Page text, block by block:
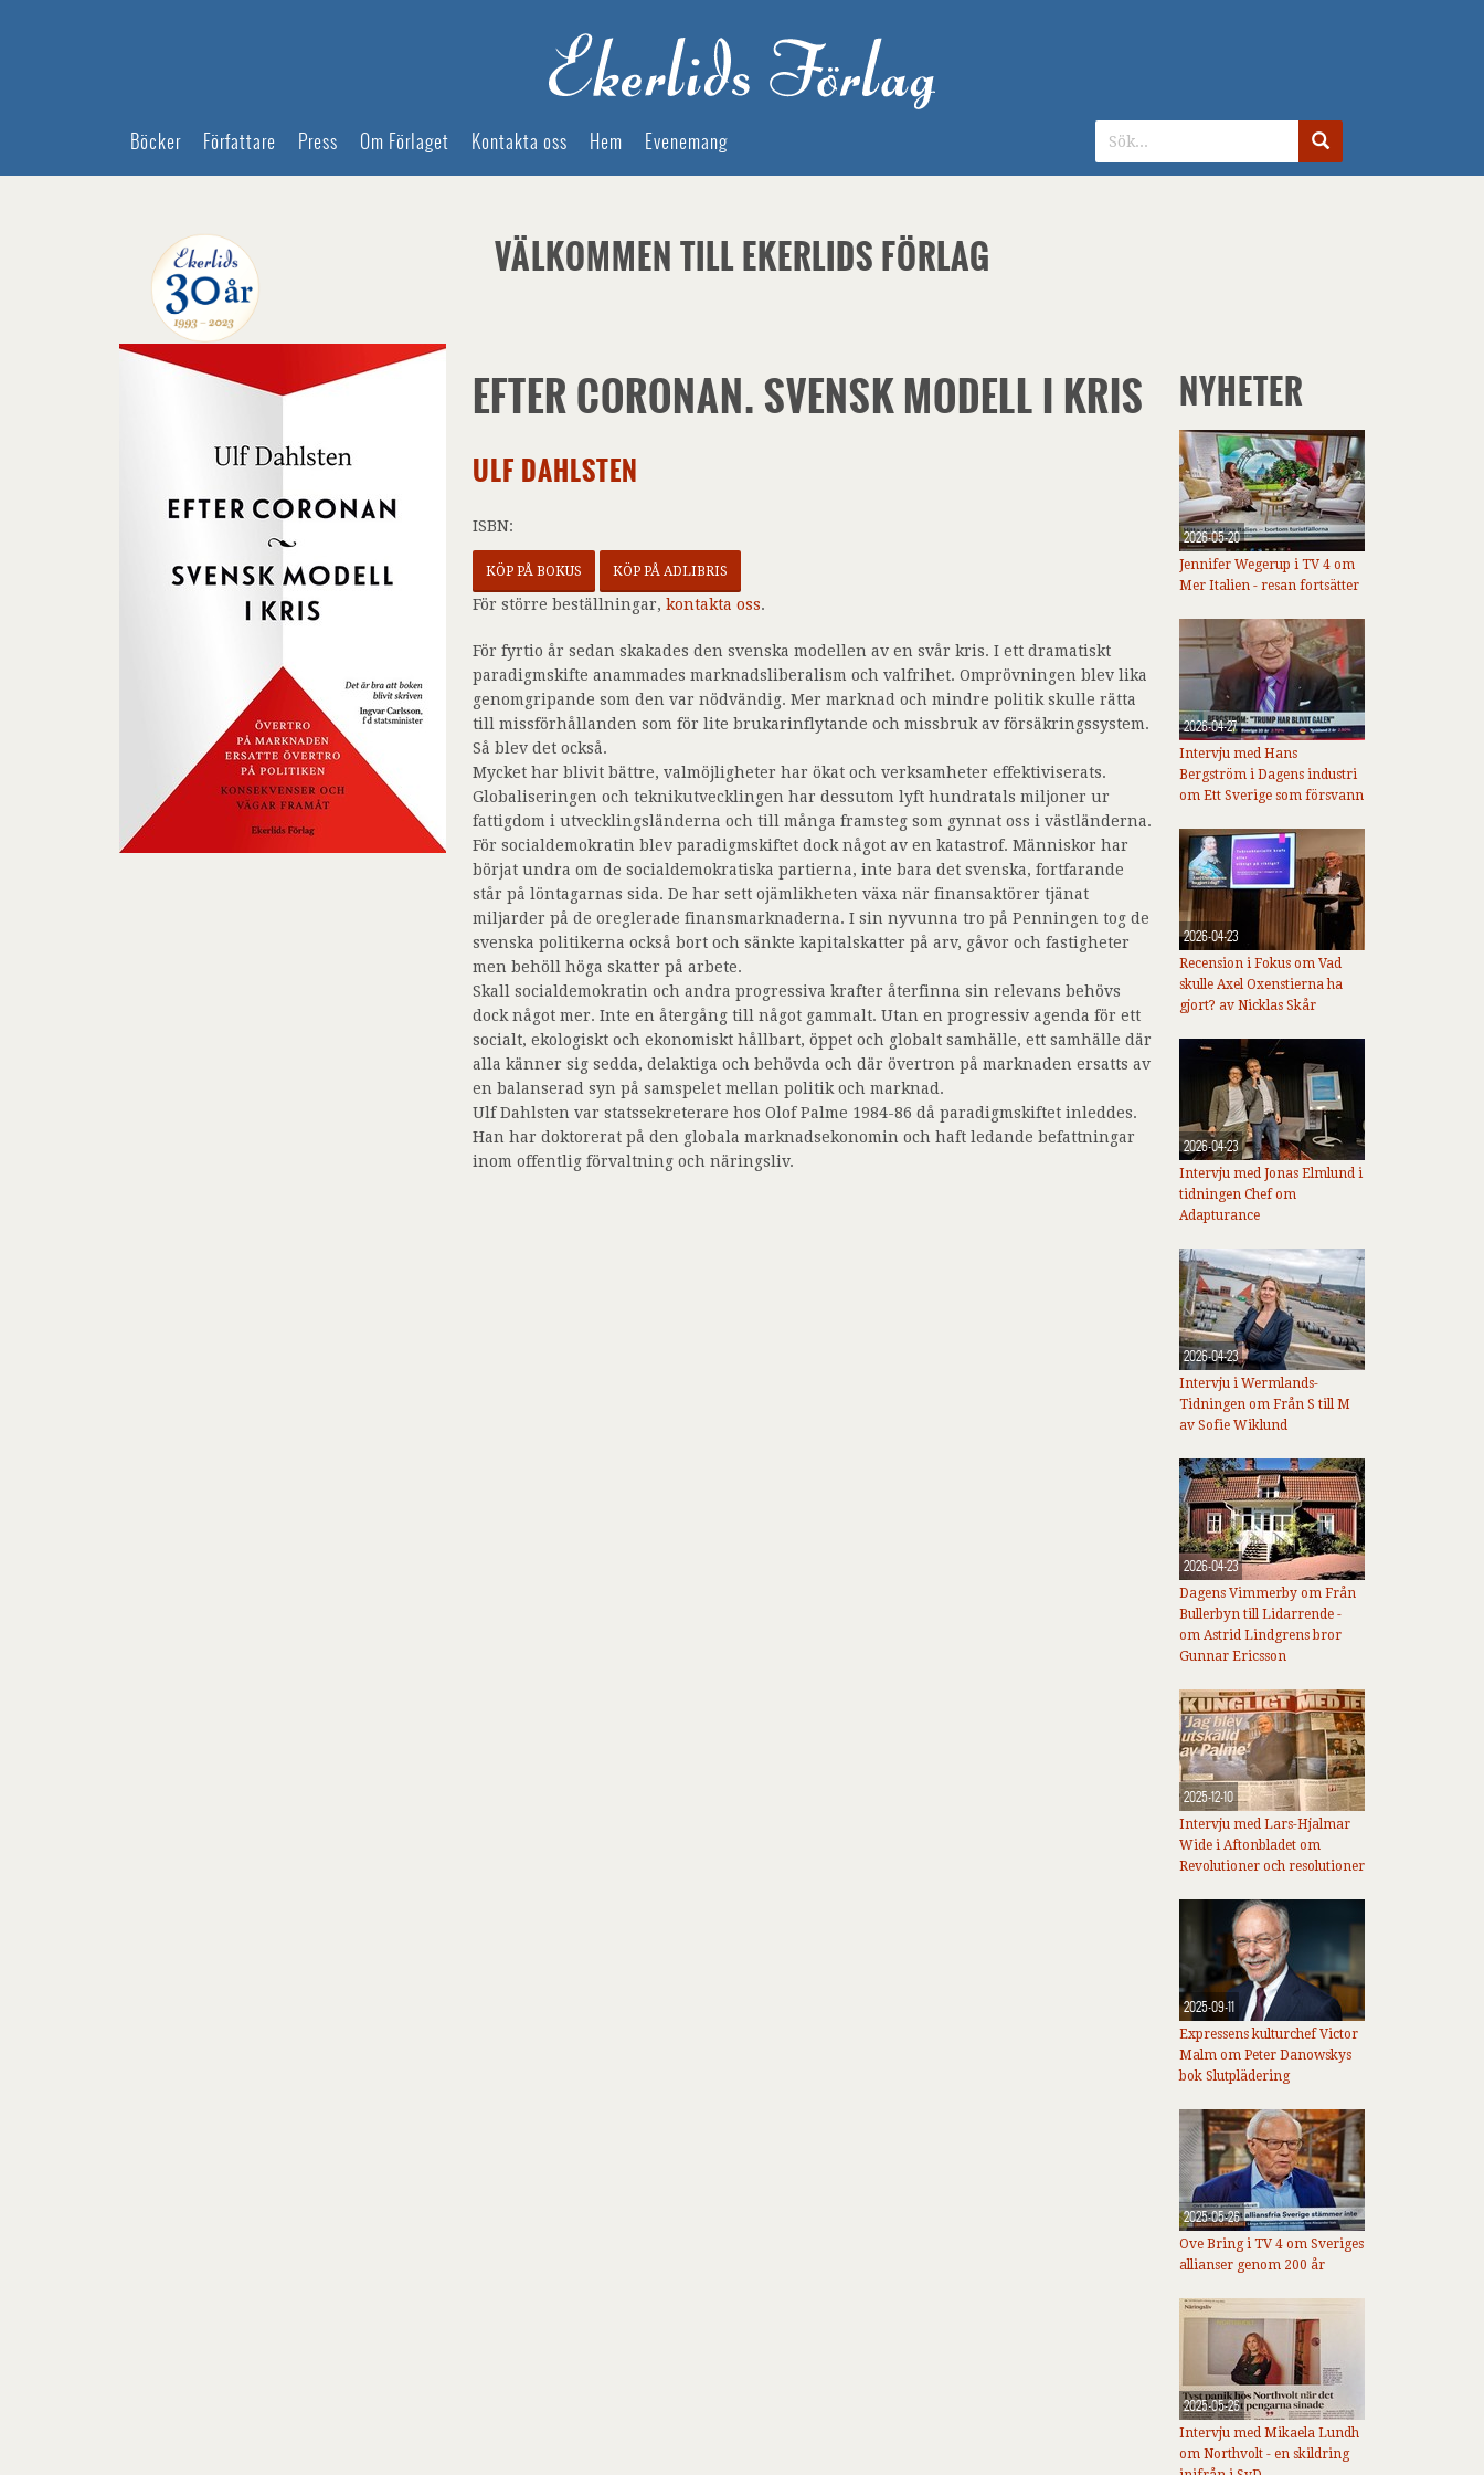
Böcker Författare Press Om Förlaget Kontakta oss Hem Evenemang
VÄLKOMMEN TILL EKERLIDS FÖRLAG
EFTER CORONAN. SVENSK MODELL I KRIS
ULF DAHLSTEN
ISBN:
KÖP PÅ BOKUS KÖP PÅ ADLIBRIS
För större beställningar, kontakta oss.
För fyrtio år sedan skakades den svenska modellen av en svår kris. I ett dramatiskt
paradigmskifte anammades marknadsliberalism och valfrihet. Omprövningen blev lika
genomgripande som den var nödvändig. Mer marknad och mindre politik skulle rätta
till missförhållanden som för lite brukarinflytande och missbruk av försäkringssystem.
Så blev det också.
Mycket har blivit bättre, valmöjligheter har ökat och verksamheter effektiviserats.
Globaliseringen och teknikutvecklingen har dessutom lyft hundratals miljoner ur
fattigdom i utvecklingsländerna och till många framsteg som gynnat oss i västländerna.
För socialdemokratin blev paradigmskiftet dock något av en katastrof. Människor har
börjat undra om de socialdemokratiska partierna, inte bara det svenska, fortfarande
står på löntagarnas sida. De har sett ojämlikheten växa när finansaktörer tjänat
miljarder på de oreglerade finansmarknaderna. I sin nyvunna tro på Penningen tog de
svenska politikerna också bort och sänkte kapitalskatter på arv, gåvor och fastigheter
men behöll höga skatter på arbete.
Skall socialdemokratin och andra progressiva krafter återfinna sin relevans behövs
dock något mer. Inte en återgång till något gammalt. Utan en progressiv agenda för ett
socialt, ekologiskt och ekonomiskt hållbart, öppet och globalt samhälle, ett samhälle där
alla känner sig sedda, delaktiga och behövda och där övertron på marknaden ersatts av
en balanserad syn på samspelet mellan politik och marknad.
Ulf Dahlsten var statssekreterare hos Olof Palme 1984-86 då paradigmskiftet inleddes.
Han har doktorerat på den globala marknadsekonomin och haft ledande befattningar
inom offentlig förvaltning och näringsliv.
NYHETER
2026-05-20
Jennifer Wegerup i TV 4 om
Mer Italien - resan fortsätter
2026-04-27
Intervju med Hans
Bergström i Dagens industri
om Ett Sverige som försvann
2026-04-23
Recension i Fokus om Vad
skulle Axel Oxenstierna ha
gjort? av Nicklas Skår
2026-04-23
Intervju med Jonas Elmlund i
tidningen Chef om
Adapturance
2026-04-23
Intervju i Wermlands-
Tidningen om Från S till M
av Sofie Wiklund
2026-04-23
Dagens Vimmerby om Från
Bullerbyn till Lidarrende -
om Astrid Lindgrens bror
Gunnar Ericsson
2025-12-10
Intervju med Lars-Hjalmar
Wide i Aftonbladet om
Revolutioner och resolutioner
2025-09-11
Expressens kulturchef Victor
Malm om Peter Danowskys
bok Slutplädering
2025-05-26
Ove Bring i TV 4 om Sveriges
allianser genom 200 år
2025-05-26
Intervju med Mikaela Lundh
om Northvolt - en skildring